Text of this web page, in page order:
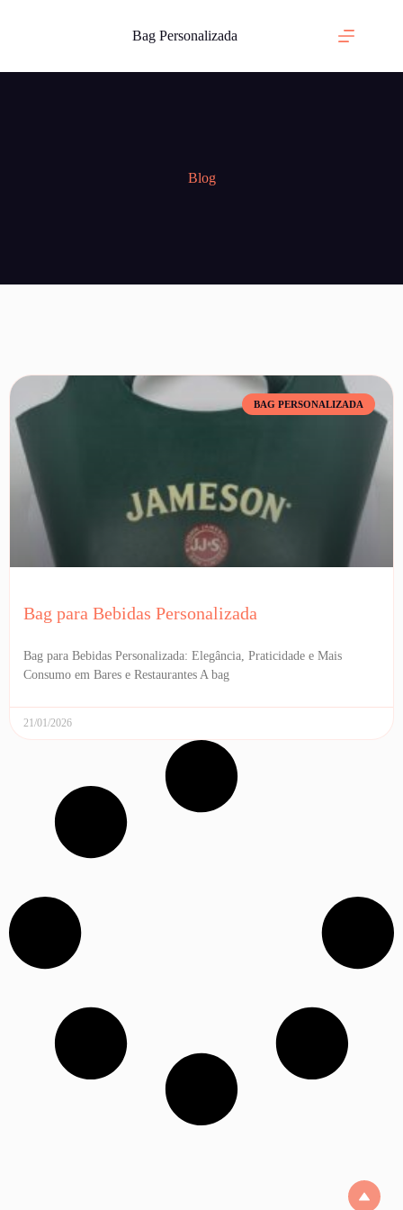
Bag Personalizada
Blog
BAG PERSONALIZADA
Bag para Bebidas Personalizada
Bag para Bebidas Personalizada: Elegância, Praticidade e Mais
Consumo em Bares e Restaurantes A bag
21/01/2026